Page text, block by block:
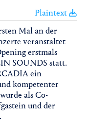
Plaintext
Mal an der
veranstaltet
erstmals
SOUNDS statt.
ein
kompetenter
als Co-
und der